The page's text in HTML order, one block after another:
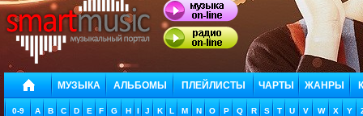
МУЗЫКА АЛЬБОМЫ ПЛЕЙЛИСТЫ ЧАРТЫ ЖАНРЫ
0-9 A B C D E F G H I J K L M N O P Q R S T U V W X Y